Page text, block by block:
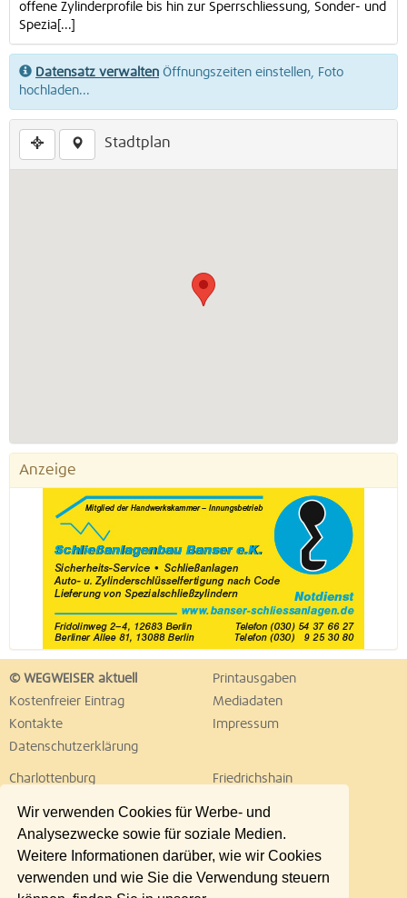
Wir verwenden Cookies für Werbe- und
Analysezwecke sowie für soziale Medien.
Weitere Informationen darüber, wie wir Cookies
verwenden und wie Sie die Verwendung steuern
offene Zylinderprofile bis hin zur Sperrschliessung, Sonder- und
Spezia[...]
Datensatz verwalten Öffnungszeiten einstellen, Foto
hochladen...
Stadtplan
Anzeige
© WEGWEISER aktuell
Printausgaben
Kostenfreier Eintrag
Mediadaten
Kontakte
Impressum
Datenschutzerklärung
Charlottenburg
Friedrichshain
Lichtenberg
Marzahn
Neukölln
Pankow